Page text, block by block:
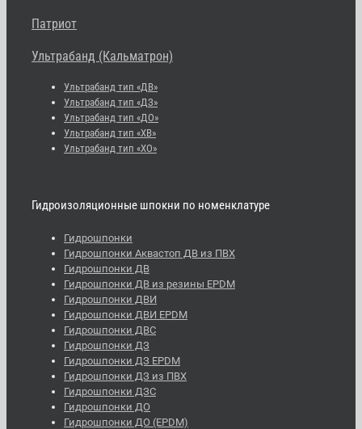
Патриот
Ультрабанд (Кальматрон)
Ультрабанд тип «ДВ»
Ультрабанд тип «ДЗ»
Ультрабанд тип «ДО»
Ультрабанд тип «ХВ»
Ультрабанд тип «ХО»
Гидроизоляционные шпокни по номенклатуре
Гидрошпонки
Гидрошпонки Аквастоп ДВ из ПВХ
Гидрошпонки ДВ
Гидрошпонки ДВ из резины EPDM
Гидрошпонки ДВИ
Гидрошпонки ДВИ EPDM
Гидрошпонки ДВС
Гидрошпонки ДЗ
Гидрошпонки ДЗ EPDM
Гидрошпонки ДЗ из ПВХ
Гидрошпонки ДЗС
Гидрошпонки ДО
Гидрошпонки ДО (EPDM)